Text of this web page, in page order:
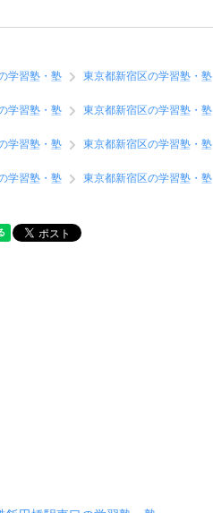
学習塾・塾
東京都新宿区の学習塾・塾
学習塾・塾
東京都新宿区の学習塾・塾
学習塾・塾
東京都新宿区の学習塾・塾
学習塾・塾
東京都新宿区の学習塾・塾